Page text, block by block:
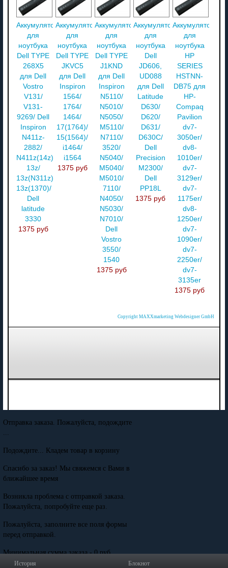
Аккумулятор
для
ноутбука
Dell TYPE
268X5
для Dell
Vostro
V131/
V131-
9269/ Dell
Inspiron
N411z-
2882/
N411z(14z)/
13z/
13z(N311z)/
13z(1370)/
Dell
latitude
3330
1375 руб
Аккумулятор
для
ноутбука
Dell TYPE
JKVC5
для Dell
Inspiron
1564/
1764/
1464/
17(1764)/
15(1564)/
i1464/
i1564
1375 руб
Аккумулятор
для
ноутбука
Dell TYPE
J1KND
для Dell
Inspiron
N5110/
N5010/
N5050/
M5110/
N7110/
3520/
N5040/
M5040/
M5010/
7110/
N4050/
N5030/
N7010/
Dell
Vostro
3550/
1540
1375 руб
Аккумулятор
для
ноутбука
Dell
JD606,
UD088
для Dell
Latitude
D630/
D620/
D631/
D630C/
Dell
Precision
M2300/
Dell
PP18L
1375 руб
Аккумулятор
для
ноутбука
HP
SERIES
HSTNN-
DB75 для
HP-
Compaq
Pavilion
dv7-
3050er/
dv8-
1010er/
dv7-
3129er/
dv7-
1175er/
dv8-
1250er/
dv7-
1090er/
dv7-
2250er/
dv7-
3135er
1375 руб
Copyright MAXXmarketing Webdesigner GmbH
История Блокнот
Отправка заказа. Пожалуйста, подождите
Подождите... Кладем товар в корзину
Спасибо за заказ! Мы свяжемся с Вами в
ближайшее время
Возникла проблема с отправкой заказа.
Пожалуйста, попробуйте еще раз.
Пожалуйста, заполните все поля формы
перед отправкой.
Минимальная сумма заказа - 0 руб.